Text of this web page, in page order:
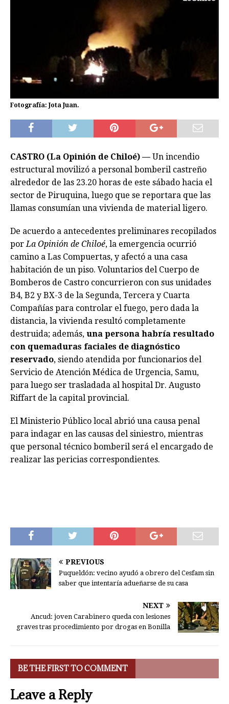
Fotografía: Jota Juan.
CASTRO (La Opinión de Chiloé) — Un incendio
estructural movilizó a personal bomberil castreño
alrededor de las 23.20 horas de este sábado hacia el
sector de Piruquina, luego que se reportara que las
llamas consumían una vivienda de material ligero.
De acuerdo a antecedentes preliminares recopilados
porLa Opinión de Chiloé, la emergencia ocurrió
camino a Las Compuertas, y afectó a una casa
habitación de un piso. Voluntarios del Cuerpo de
Bomberos de Castro concurrieron con sus unidades
B4, B2 y BX-3 de la Segunda, Tercera y Cuarta
Compañías para controlar el fuego, pero dada la
distancia, la vivienda resultó completamente
destruida; además, una persona habría resultado
con quemaduras faciales de diagnóstico
reservado, siendo atendida por funcionarios del
Servicio de Atención Médica de Urgencia, Samu,
para luego ser trasladada al hospital Dr. Augusto
Riffart de la capital provincial.
El Ministerio Público local abrió una causa penal
para indagar en las causas del siniestro, mientras
que personal técnico bomberil será el encargado de
realizar las pericias correspondientes.
PREVIOUS
Puqueldón: vecino ayudó a obrero del Cesfam sin
saber que intentaría adueñarse de su casa
NEXT
Ancud: joven Carabinero queda con lesiones
graves tras procedimiento por drogas en Bonilla
BE THE FIRST TO COMMENT
Leave a Reply